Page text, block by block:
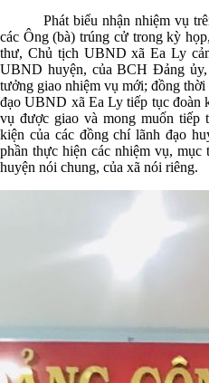
Phát biểu nhận nhiệm vụ
các Ông (bà) trúng cử trong kỳ
thư, Chủ tịch UBND xã Ea Ly
UBND huyện, của BCH Đảng
tưởng giao nhiệm vụ mới; đồng
đạo UBND xã Ea Ly tiếp tục đoàn
vụ được giao và mong muốn tiếp
kiện của các đồng chí lãnh đạo
phần thực hiện các nhiệm vụ,
huyện nói chung, của xã nói riêng.